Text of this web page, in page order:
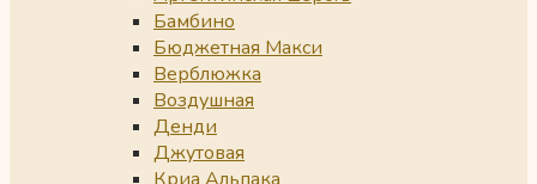
Бамбино
Бюджетная Макси
Верблюжка
Воздушная
Денди
Джутовая